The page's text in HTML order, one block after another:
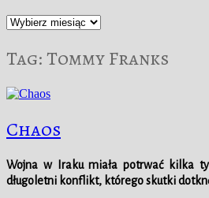
Archiwum
Tag:Tommy Franks
Chaos
Wojna w Iraku miała potrwać kilka
długoletni konflikt, którego skutki